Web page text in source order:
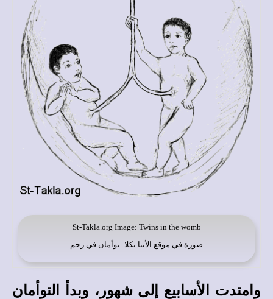
St-Takla.org Image: Twins in the womb
صورة في موقع الأنبا تكلا: توأمان في رحم
وامتدت الأسابيع إلى شهور، وبدأ التوأمان